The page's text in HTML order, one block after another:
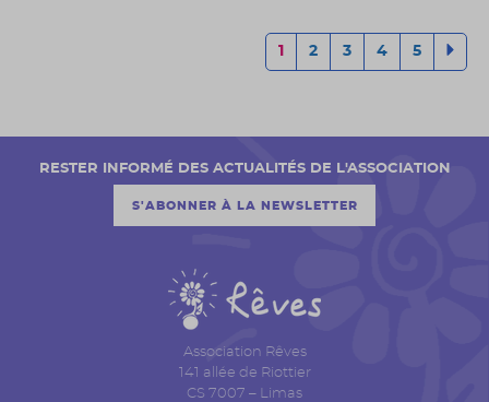
1 2 3 4 5
Association Rêves
141 allée de Riottier
CS 7007 – Limas
RESTER INFORMÉ DES ACTUALITÉS DE L'ASSOCIATION
S'ABONNER À LA NEWSLETTER